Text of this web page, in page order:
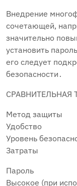
Внедрение
сочетающей‚
значительно
установить
его следует
безопасности․
Метод защиты
Удобство
Уровень
Затраты
Пароль
Высокое (при